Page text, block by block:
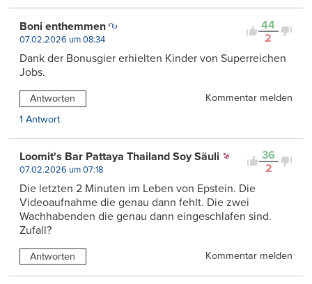
44
2
Boni enthemmen
07.02.2026 um 08:34
Dank der Bonusgier erhielten Kinder von Superreichen
Jobs.
Antworten
Kommentar melden
1 Antwort
36
2
Loomit's Bar Pattaya Thailand Soy Säuli
07.02.2026 um 07:18
Die letzten 2 Minuten im Leben von Epstein. Die
Videoaufnahme die genau dann fehlt. Die zwei
Wachhabenden die genau dann eingeschlafen sind.
Zufall?
Antworten Kommentar melden